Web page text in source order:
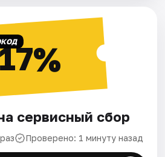
сервисный сбор
Проверено: 1 минуту назад